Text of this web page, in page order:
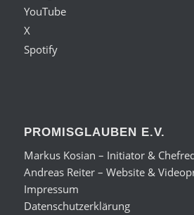
YouTube
X
Spotify
PROMISGLAUBEN E.V.
Markus Kosian – Initiator &
Andreas Reiter – Website &
Impressum
Datenschutzerklärung